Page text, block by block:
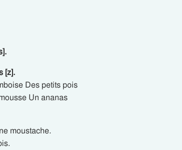
[z].
Des petits pois
Un ananas
moustache.